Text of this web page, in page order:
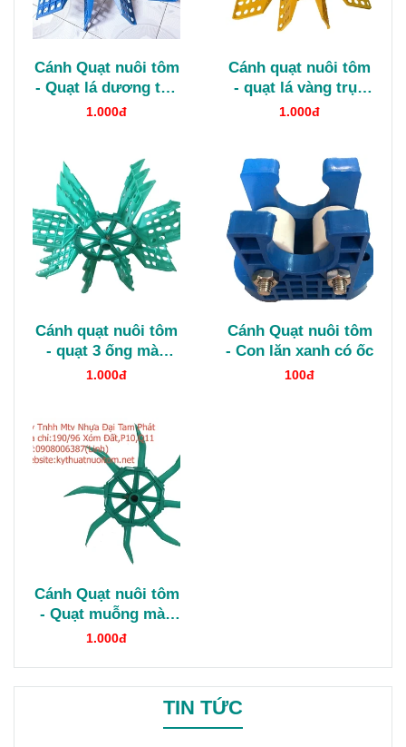
Cánh Quạt nuôi tôm
- Quạt lá dương tán
nhựa
1.000đ
Cánh quạt nuôi tôm
- quạt lá vàng trục
nhựa
1.000đ
Cánh quạt nuôi tôm
- quạt 3 ống màu
ngọc
1.000đ
Cánh Quạt nuôi tôm
- Con lăn xanh có ốc
100đ
Cánh Quạt nuôi tôm
- Quạt muỗng màu
ngọc
1.000đ
TIN TỨC